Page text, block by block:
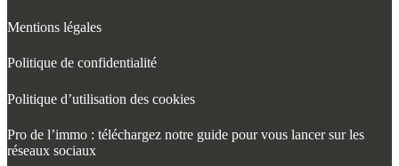
Mentions légales
Politique de confidentialité
Politique d’utilisation des cookies
Pro de l’immo : téléchargez notre guide pour vous lancer sur les
réseaux sociaux